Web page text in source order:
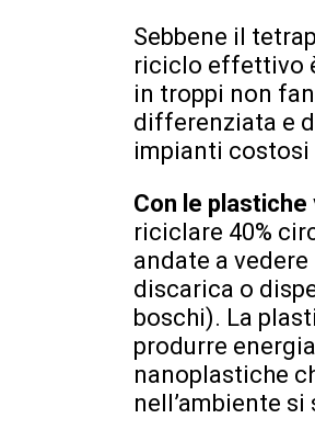
Sebbene il
riciclo effettivo
in troppi non
differenziata e
impianti
Con le plastiche
riciclare 40%
andate a
discarica o
boschi). La
produrre
nanoplastiche
nell’ambiente